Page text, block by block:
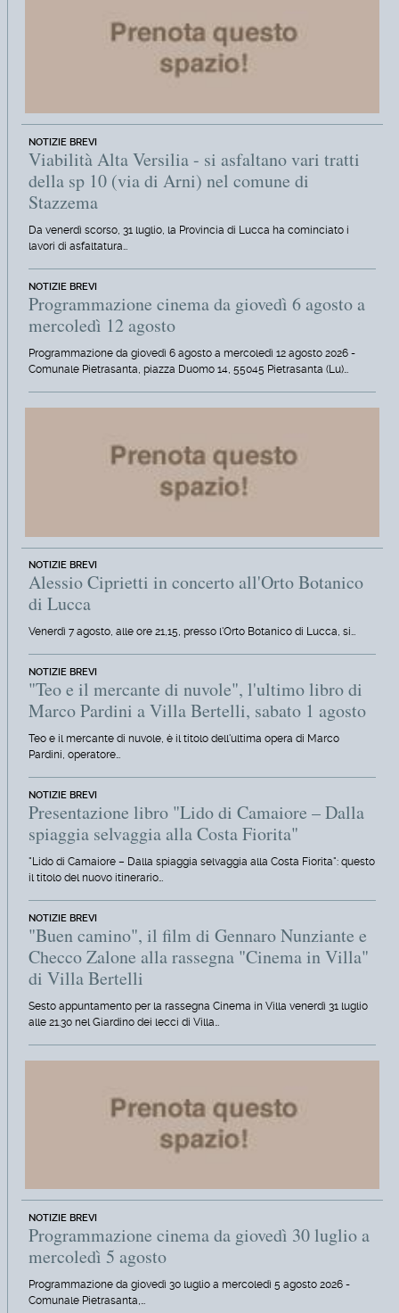
NOTIZIE BREVI
Viabilità Alta Versilia - si asfaltano vari tratti
della sp 10 (via di Arni) nel comune di
Stazzema
Da venerdì scorso, 31 luglio, la Provincia di Lucca ha cominciato i
lavori di asfaltatura…
NOTIZIE BREVI
Programmazione cinema da giovedì 6 agosto a
mercoledì 12 agosto
Programmazione da giovedì 6 agosto a mercoledì 12 agosto 2026 -
Comunale Pietrasanta, piazza Duomo 14, 55045 Pietrasanta (Lu)…
NOTIZIE BREVI
Alessio Ciprietti in concerto all'Orto Botanico
di Lucca
Venerdì 7 agosto, alle ore 21,15, presso l'Orto Botanico di Lucca, si…
NOTIZIE BREVI
"Teo e il mercante di nuvole", l'ultimo libro di
Marco Pardini a Villa Bertelli, sabato 1 agosto
Teo e il mercante di nuvole, è il titolo dell'ultima opera di Marco
Pardini, operatore…
NOTIZIE BREVI
Presentazione libro "Lido di Camaiore – Dalla
spiaggia selvaggia alla Costa Fiorita"
"Lido di Camaiore – Dalla spiaggia selvaggia alla Costa Fiorita": questo
il titolo del nuovo itinerario…
NOTIZIE BREVI
"Buen camino", il film di Gennaro Nunziante e
Checco Zalone alla rassegna "Cinema in Villa"
di Villa Bertelli
Sesto appuntamento per la rassegna Cinema in Villa venerdì 31 luglio
alle 21.30 nel Giardino dei lecci di Villa…
NOTIZIE BREVI
Programmazione cinema da giovedì 30 luglio a
mercoledì 5 agosto
Programmazione da giovedì 30 luglio a mercoledì 5 agosto 2026 -
Comunale Pietrasanta,…